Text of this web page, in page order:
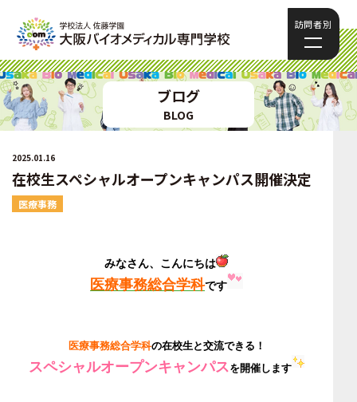
訪問者別
ブログ
BLOG
2025.01.16
在校生スペシャルオープンキャンパス開催決定
医療事務
みなさん、こんにちは
医療事務総合学科です
医療事務総合学科の在校生と交流できる！
スペシャルオープンキャンパスを開催します